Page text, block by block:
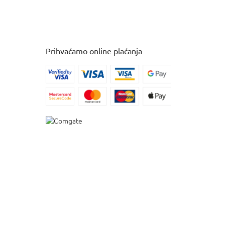
Prihvaćamo online plaćanja